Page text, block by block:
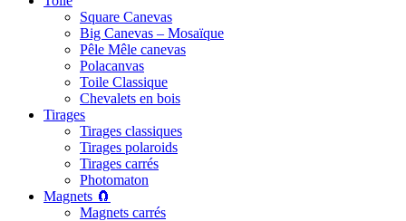
Square Canevas
Big Canevas – Mosaïque
Pêle Mêle canevas
Polacanvas
Toile Classique
Chevalets en bois
Tirages
Tirages classiques
Tirages polaroids
Tirages carrés
Photomaton
Magnets 🧲
Magnets carrés